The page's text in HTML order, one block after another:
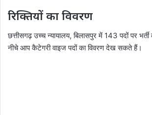
रिक्तियों का विवरण
छत्तीसगढ़ उच्च न्यायालय, बिलासपुर में 143 पदों पर
नीचे आप कैटेगरी वाइज पदों का विवरण देख सकते हैं।